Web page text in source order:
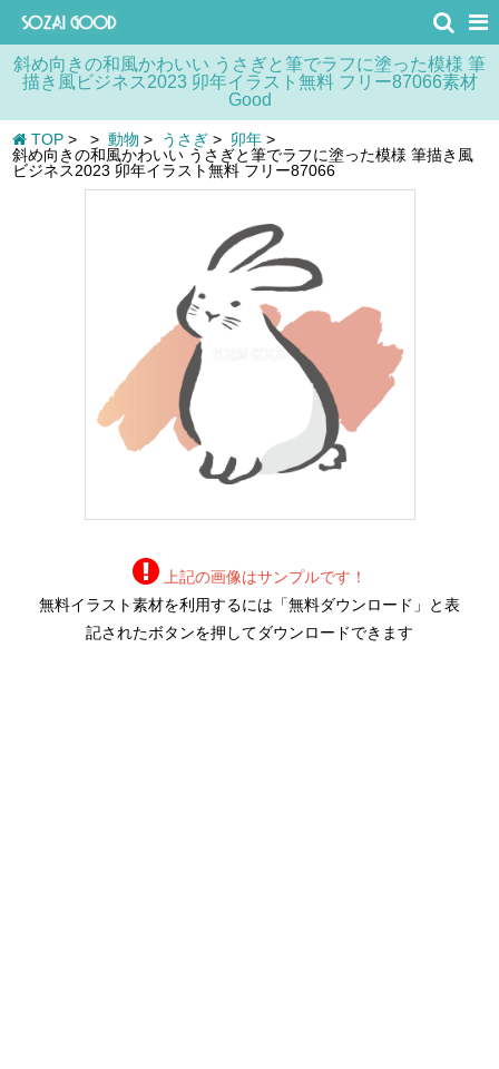
斜め向きの和風かわいい うさぎと筆でラフに塗った模様 筆
描き風ビジネス2023 卯年イラスト無料 フリー87066素材
Good
TOP > > 動物 > うさぎ > 卯年 >
斜め向きの和風かわいい うさぎと筆でラフに塗った模様 筆描き風
ビジネス2023 卯年イラスト無料 フリー87066
上記の画像はサンプルです！
無料イラスト素材を利用するには「無料ダウンロード」と表
記されたボタンを押してダウンロードできます